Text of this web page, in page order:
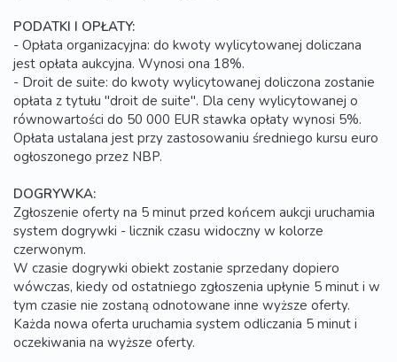
PODATKI I OPŁATY:
- Opłata organizacyjna: do kwoty wylicytowanej doliczana
jest opłata aukcyjna. Wynosi ona 18%.
- Droit de suite: do kwoty wylicytowanej doliczona zostanie
opłata z tytułu "droit de suite". Dla ceny wylicytowanej o
równowartości do 50 000 EUR stawka opłaty wynosi 5%.
Opłata ustalana jest przy zastosowaniu średniego kursu euro
ogłoszonego przez NBP.
DOGRYWKA:
Zgłoszenie oferty na 5 minut przed końcem aukcji uruchamia
system dogrywki - licznik czasu widoczny w kolorze
czerwonym.
W czasie dogrywki obiekt zostanie sprzedany dopiero
wówczas, kiedy od ostatniego zgłoszenia upłynie 5 minut i w
tym czasie nie zostaną odnotowane inne wyższe oferty.
Każda nowa oferta uruchamia system odliczania 5 minut i
oczekiwania na wyższe oferty.